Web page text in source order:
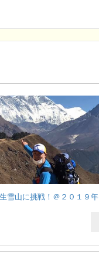
雪山に挑戦！＠２０１９年